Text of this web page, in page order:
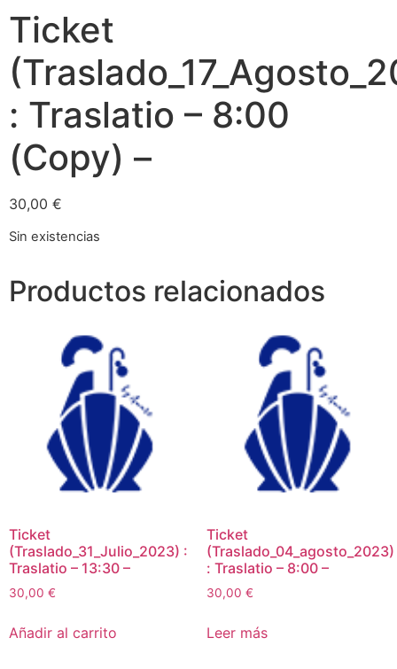
Ticket
: Traslatio – 8:00
(Copy) –
30,00 €
Sin existencias
Productos relacionados
Ticket
(Traslado_31_Julio_2023) :
Traslatio – 13:30 –
30,00 €
Añadir al carrito
Ticket
(Traslado_04_agosto_2023)
: Traslatio – 8:00 –
30,00 €
Leer más